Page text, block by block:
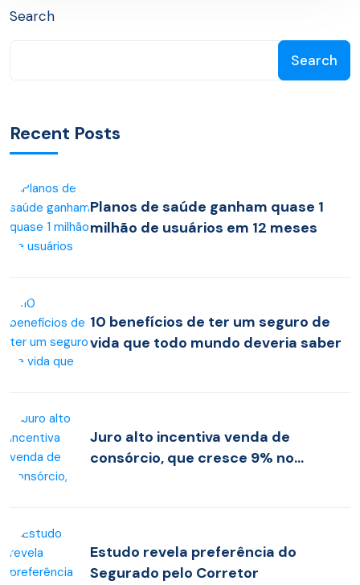
Search
Search
Recent Posts
Planos de saúde ganham quase 1
milhão de usuários em 12 meses
10 benefícios de ter um seguro de
vida que todo mundo deveria saber
Juro alto incentiva venda de
consórcio, que cresce 9% no
Estudo revela preferência do
Segurado pelo Corretor